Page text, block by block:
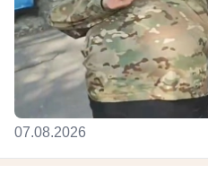
07.08.2026